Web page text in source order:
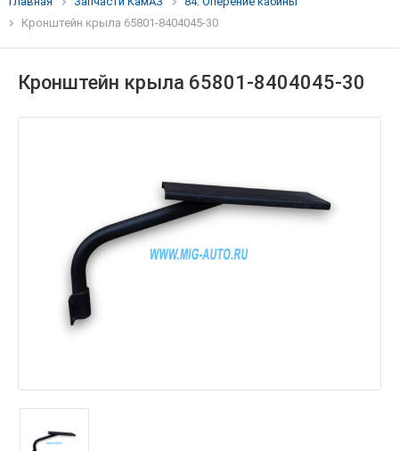
Кронштейн крыла 65801-8404045-30
Кронштейн крыла 65801-8404045-30